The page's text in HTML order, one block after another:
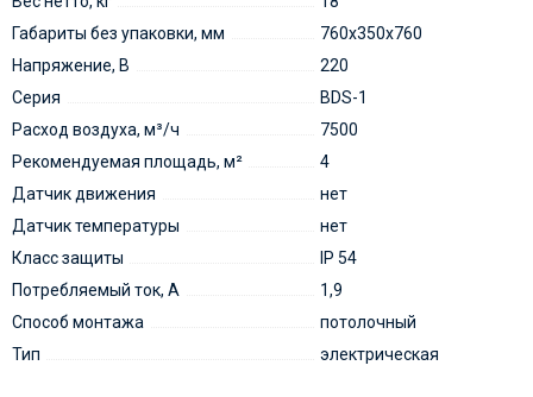
Габариты без упаковки, мм
760х350х760
Напряжение, В
220
Серия
BDS-1
Расход воздуха, м³/ч
7500
Рекомендуемая площадь, м²
4
Датчик движения
нет
Датчик температуры
нет
Класс защиты
IP 54
Потребляемый ток, А
1,9
Способ монтажа
потолочный
Тип
электрическая